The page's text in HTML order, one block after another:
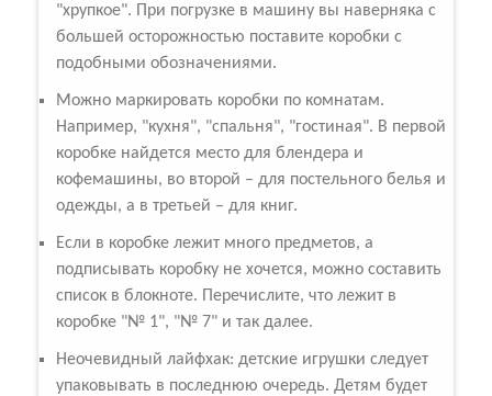
"хрупкое". При погрузке в машину вы наверняка с
большей осторожностью поставите коробки с
подобными обозначениями.
Можно маркировать коробки по комнатам.
Например, "кухня", "спальня", "гостиная". В первой
коробке найдется место для блендера и
кофемашины, во второй – для постельного белья и
одежды, а в третьей – для книг.
Если в коробке лежит много предметов, а
подписывать коробку не хочется, можно составить
список в блокноте. Перечислите, что лежит в
коробке "№ 1", "№ 7" и так далее.
Неочевидный лайфхак: детские игрушки следует
упаковывать в последнюю очередь. Детям будет